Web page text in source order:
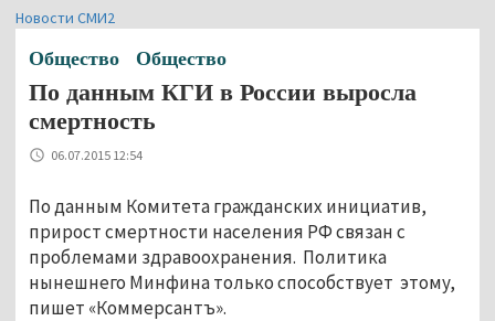
Новости СМИ2
Общество Общество
По данным КГИ в России выросла
смертность
06.07.2015 12:54
По данным Комитета гражданских инициатив,
прирост смертности населения РФ связан с
проблемами здравоохранения. Политика
нынешнего Минфина только способствует этому,
пишет «Коммерсантъ».